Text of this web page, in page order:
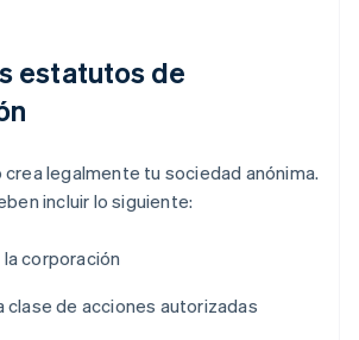
estatutos de
legalmente tu sociedad anónima.
incluir lo siguiente:
corporación
clase de acciones autorizadas